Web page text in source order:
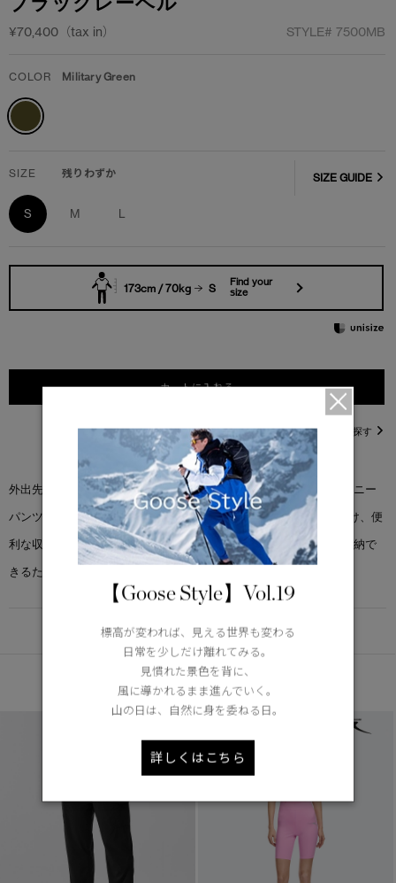
¥70,400（tax in） STYLE#7500MB
COLOR Military Green
SIZE 残りわずか
S M L
SIZE GUIDE
173cm / 70kg S
Find your
size
カートに入れる
直営店在庫を探す
外出先でも優れた防風性を発揮する完全パッカブル仕様の＜キラーニー
パンツ＞は、伸縮性のあるウエストと外側には3つのポケットを設け、便
利な収納力を備えています。背面のファスナー付きのポケットに収納で
きるため、どこへでも持ち運びが可能です。
DETAIL
あなたへのおすすめ
【Goose Style】Vol.19
標高が変われば、見える世界も変わる
日常を少しだけ離れてみる。
見慣れた景色を背に、
風に導かれるまま進んでいく。
山の日は、自然に身を委ねる日。
詳しくはこちら